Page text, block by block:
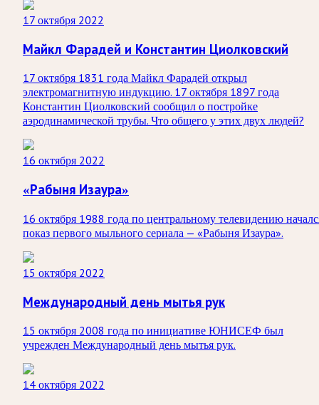
17 октября 2022
Майкл Фарадей и Константин Циолковский
17 октября 1831 года Майкл Фарадей открыл
электромагнитную индукцию. 17 октября 1897 года
Константин Циолковский сообщил о постройке
аэродинамической трубы. Что общего у этих двух людей?
16 октября 2022
«Рабыня Изаура»
16 октября 1988 года по центральному телевидению
показ первого мыльного сериала — «Рабыня Изаура».
15 октября 2022
Международный день мытья рук
15 октября 2008 года по инициативе ЮНИСЕФ был
учрежден Международный день мытья рук.
14 октября 2022